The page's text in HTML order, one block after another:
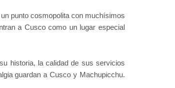
punto cosmopolita con muchísimos
a Cusco como un lugar especial
historia, la calidad de sus servicios
guardan a Cusco y Machupicchu.